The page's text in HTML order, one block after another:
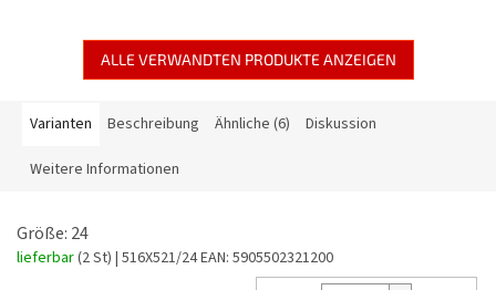
ALLE VERWANDTEN PRODUKTE ANZEIGEN
Varianten Beschreibung Ähnliche (6) Diskussion
Weitere Informationen
Größe: 24
lieferbar(2 St) | 516X521/24EAN: 5905502321200